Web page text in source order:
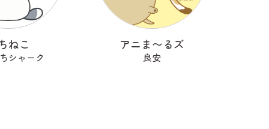
ねこ
シャーク
アニま〜るズ
良安